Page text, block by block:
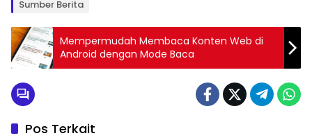
Sumber Berita
Mempermudah Membaca Konten Web di
Android dengan Mode Baca
Pos Terkait